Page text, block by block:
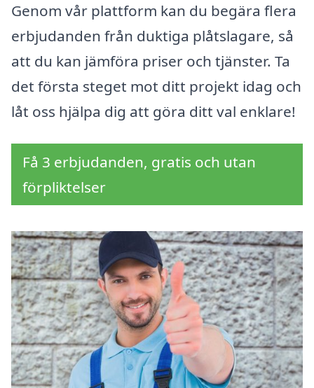
Genom vår plattform kan du begära flera
erbjudanden från duktiga plåtslagare, så
att du kan jämföra priser och tjänster. Ta
det första steget mot ditt projekt idag och
låt oss hjälpa dig att göra ditt val enklare!
Få 3 erbjudanden, gratis och utan
förpliktelser